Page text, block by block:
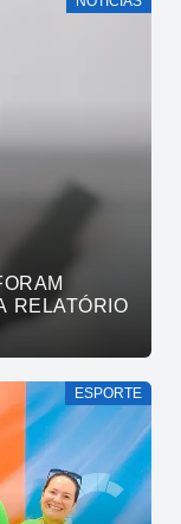
RELATÓRIO
ESPORTE